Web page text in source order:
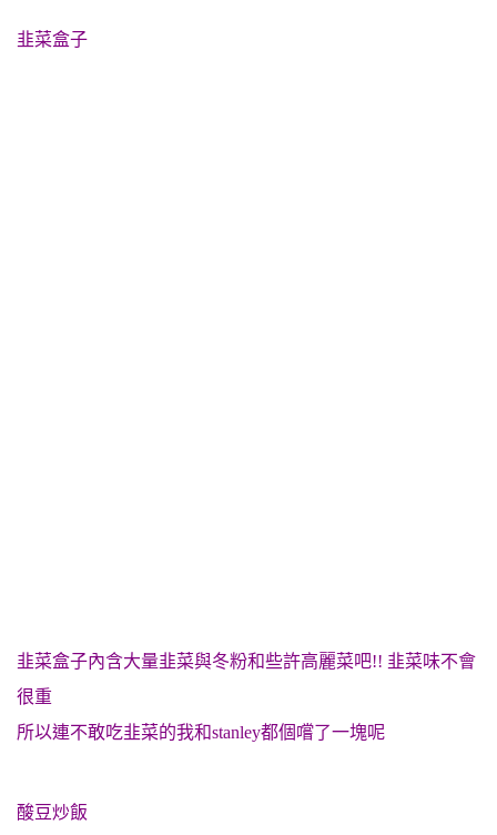
韭菜盒子
韭菜盒子內含大量韭菜與冬粉和些許高麗菜吧!! 韭菜味不會
很重
所以連不敢吃韭菜的我和stanley都個嚐了一塊呢
酸豆炒飯